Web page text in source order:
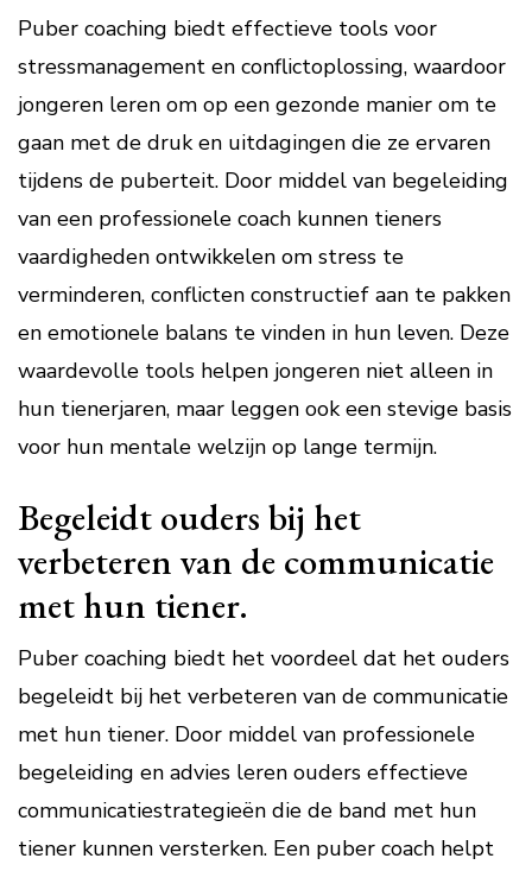
Puber coaching biedt effectieve tools voor
stressmanagement en conflictoplossing, waardoor
jongeren leren om op een gezonde manier om te
gaan met de druk en uitdagingen die ze ervaren
tijdens de puberteit. Door middel van begeleiding
van een professionele coach kunnen tieners
vaardigheden ontwikkelen om stress te
verminderen, conflicten constructief aan te pakken
en emotionele balans te vinden in hun leven. Deze
waardevolle tools helpen jongeren niet alleen in
hun tienerjaren, maar leggen ook een stevige basis
voor hun mentale welzijn op lange termijn.
Begeleidt ouders bij het
verbeteren van de communicatie
met hun tiener.
Puber coaching biedt het voordeel dat het ouders
begeleidt bij het verbeteren van de communicatie
met hun tiener. Door middel van professionele
begeleiding en advies leren ouders effectieve
communicatiestrategieën die de band met hun
tiener kunnen versterken. Een puber coach helpt